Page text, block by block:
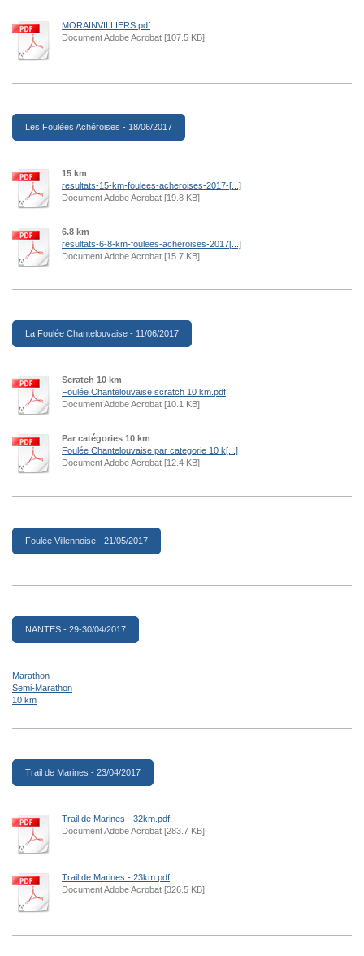
MORAINVILLIERS.pdf
Document Adobe Acrobat [107.5 KB]
Les Foulées Achéroises - 18/06/2017
15 km
resultats-15-km-foulees-acheroises-2017-[...]
Document Adobe Acrobat [19.8 KB]
6.8 km
resultats-6-8-km-foulees-acheroises-2017[...]
Document Adobe Acrobat [15.7 KB]
La Foulée Chantelouvaise - 11/06/2017
Scratch 10 km
Foulée Chantelouvaise scratch 10 km.pdf
Document Adobe Acrobat [10.1 KB]
Par catégories 10 km
Foulée Chantelouvaise par categorie 10 k[...]
Document Adobe Acrobat [12.4 KB]
Foulée Villennoise - 21/05/2017
NANTES - 29-30/04/2017
Marathon
Semi-Marathon
10 km
Trail de Marines - 23/04/2017
Trail de Marines - 32km.pdf
Document Adobe Acrobat [283.7 KB]
Trail de Marines - 23km.pdf
Document Adobe Acrobat [326.5 KB]